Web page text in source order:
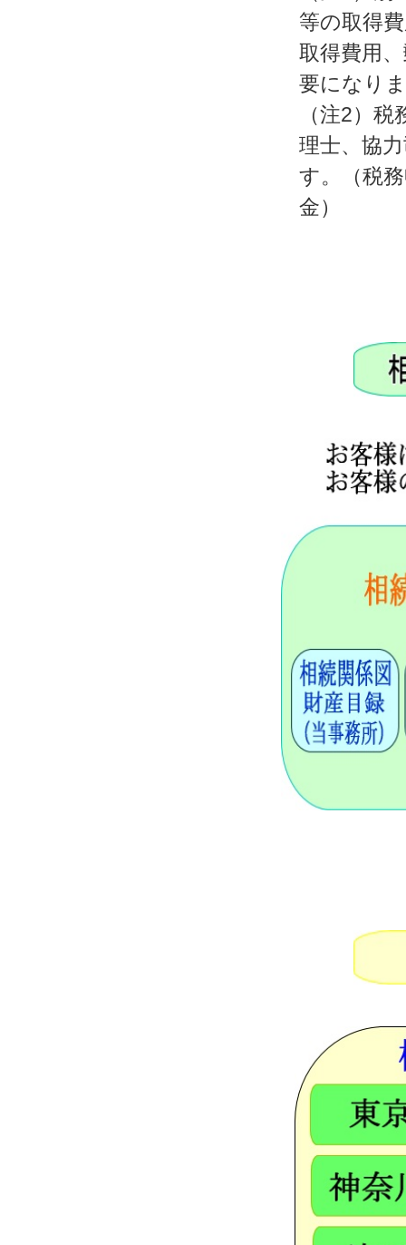
等の取得
取得費用
要になり
（注2）
理士、協
す。（税
金）